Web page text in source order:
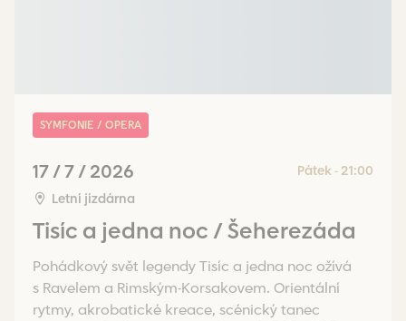
Tisíc a jedna noc / Šeherezáda
Pohádkový svět legendy Tisíc a jedna noc ožívá
s Ravelem a Rimským-Korsakovem. Orientální
rytmy, akrobatické kreace, scénický tanec
SYMFONIE / OPERA
17 / 7 / 2026
Pátek - 21:00
Letní jízdárna